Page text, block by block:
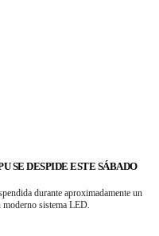
SE DESPIDE ESTE SÁBADO
durante aproximadamente un
moderno sistema LED.